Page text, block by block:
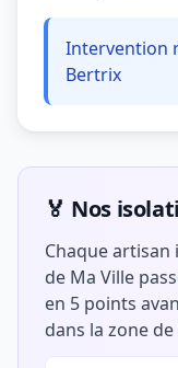
Intervention
Bertrix
🏅 Nos
Chaque artisan
de Ma Ville
en 5 points
dans la zone